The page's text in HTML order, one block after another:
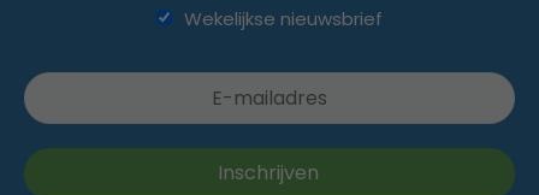
Wekelijkse nieuwsbrief